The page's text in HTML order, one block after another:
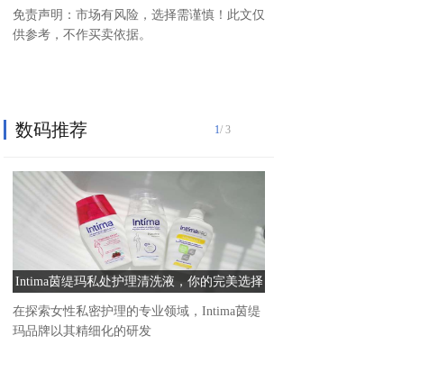
数享会即将开幕！
免责声明：市场有风险，选择需谨慎！此文仅
供参考，不作买卖依据。
数码推荐
Intima茵缇玛私处护理清洗液，你的完美选择
在探索女性私密护理的专业领域，Intima茵缇
玛品牌以其精细化的研发
1/ 3